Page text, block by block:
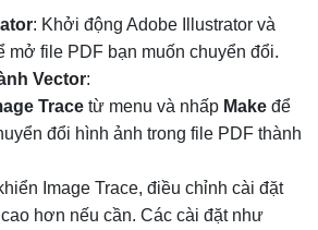
: Khởi động Adobe Illustrator và
mở file PDF bạn muốn chuyển đổi.
Vector:
Trace từ menu và nhấp Make để
đổi hình ảnh trong file PDF thành
Image Trace, điều chỉnh cài đặt
hơn nếu cần. Các cài đặt như